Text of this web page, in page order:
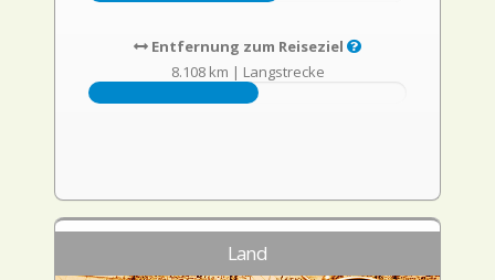
Entfernung zum Reiseziel
8.108 km | Langstrecke
Land